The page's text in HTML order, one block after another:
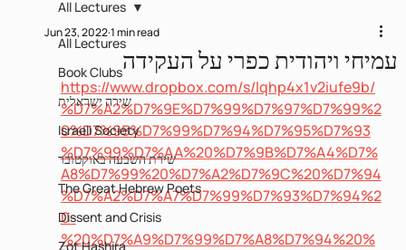
All Lectures
Book Clubs
שירה ישראלית
Israeli Society
שירת השבעה באוקטובר
The Great Hebrew Poets
Dissent and Crisis
Zot Hashira
All Lectures
עמיחי ויהודית כפרי על העקידה
Jun 23, 20221 min read
https://www.dropbox.com/s/lqhp4x1v2iufe9b/
%D7%A2%D7%9E%D7%99%D7%97%D7%99%2
0%D7%95%D7%99%D7%94%D7%95%D7%93
%D7%99%D7%AA%20%D7%9B%D7%A4%D7%
A8%D7%99%20%D7%A2%D7%9C%20%D7%94
%D7%A2%D7%A7%D7%99%D7%93%D7%94%2
0-
%20%D7%A9%D7%99%D7%A8%D7%94%20%